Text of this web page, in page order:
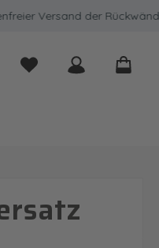
Versand der Rückwände in
Du hast 0 Produkte